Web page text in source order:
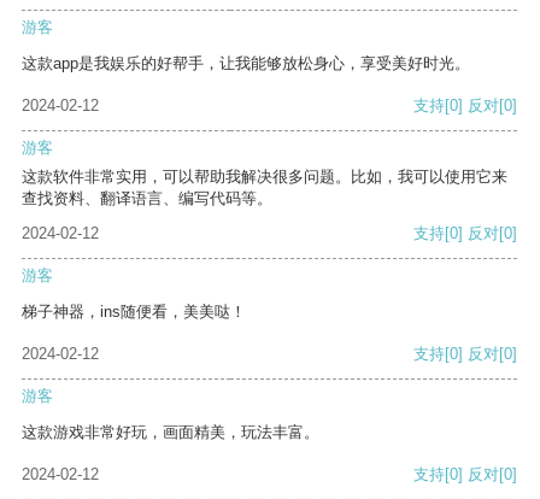
游客
这款app是我娱乐的好帮手，让我能够放松身心，享受美好时光。
2024-02-12 支持[0] 反对[0]
游客
这款软件非常实用，可以帮助我解决很多问题。比如，我可以使用它来
查找资料、翻译语言、编写代码等。
2024-02-12
支持[0] 反对[0]
游客
梯子神器，ins随便看，美美哒！
2024-02-12 支持[0] 反对[0]
游客
这款游戏非常好玩，画面精美，玩法丰富。
2024-02-12 支持[0] 反对[0]